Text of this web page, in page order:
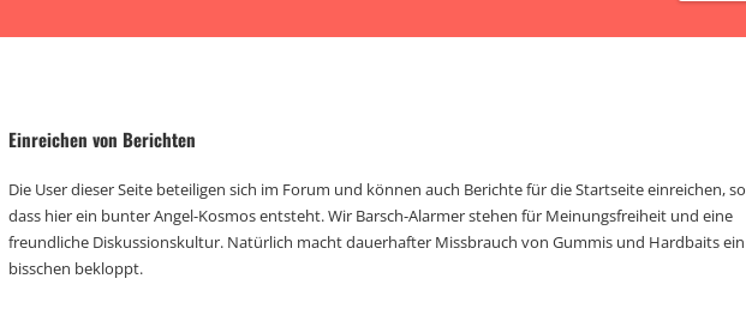
Einreichen von Berichten
Die User dieser Seite beteiligen sich im Forum und können auch Berichte für die Startseite einreichen, so
dass hier ein bunter Angel-Kosmos entsteht. Wir Barsch-Alarmer stehen für Meinungsfreiheit und eine
freundliche Diskussionskultur. Natürlich macht dauerhafter Missbrauch von Gummis und Hardbaits ein
bisschen bekloppt.